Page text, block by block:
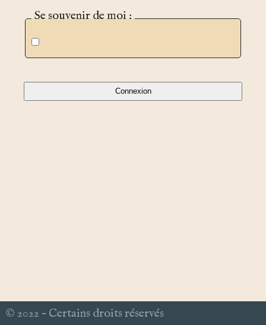
Se souvenir de moi :
© 2022 – Certains droits réservés